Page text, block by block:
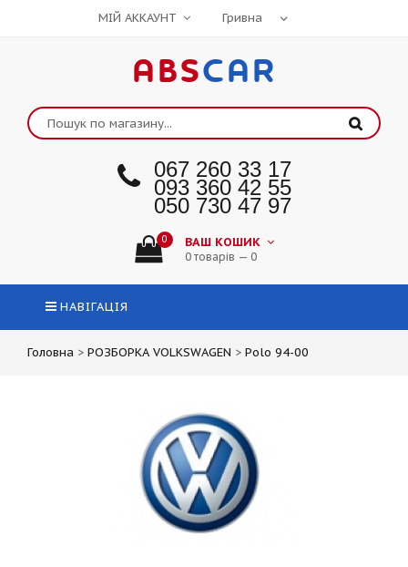
МІЙ АККАУНТ
ABSCAR
067 260 33 17
093 360 42 55
050 730 47 97
0 ВАШ КОШИК
0 товарів — 0
НАВІГАЦІЯ
Головна > РОЗБОРКА VOLKSWAGEN > Polo 94-00